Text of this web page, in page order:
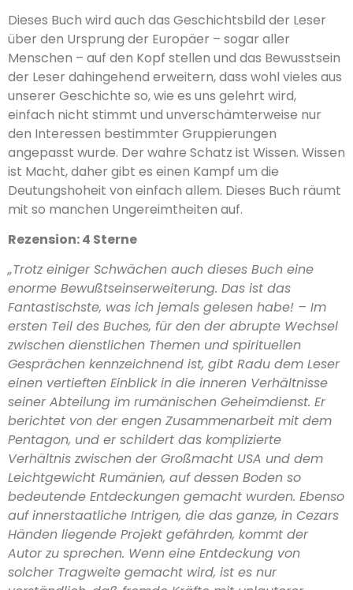
Dieses Buch wird auch das Geschichtsbild der Leser
über den Ursprung der Eu­ropäer – sogar aller
Menschen – auf den Kopf stellen und das Bewusstsein
der Leser dahingehend erweitern, dass wohl vieles aus
unserer Geschichte so, wie es uns gelehrt wird,
einfach nicht stimmt und unverschämterweise nur
den Interessen bestimmter Gruppierungen
angepasst wurde. Der wahre Schatz ist Wissen. Wissen
ist Macht, daher gibt es einen Kampf um die
Deutungshoheit von einfach allem. Dieses Buch räumt
mit so manchen Ungereimtheiten auf.
Rezension: 4 Sterne
„Trotz einiger Schwächen auch dieses Buch eine
enorme Bewußtseinserweiterung. Das ist das
Fantastischste, was ich jemals gelesen habe! – Im
ersten Teil des Buches, für den der abrupte Wechsel
zwischen dienstlichen Themen und spirituellen
Gesprächen kennzeichnend ist, gibt Radu dem Leser
einen vertieften Einblick in die inneren Verhältnisse
seiner Abteilung im rumänischen Geheimdienst. Er
berichtet von der engen Zusammenarbeit mit dem
Pentagon, und er schildert das komplizierte
Verhältnis zwischen der Großmacht USA und dem
Leichtgewicht Rumänien, auf dessen Boden so
bedeutende Entdeckungen gemacht wurden. Ebenso
auf innerstaatliche Intrigen, die das ganze, in Cezars
Händen liegende Projekt gefährden, kommt der
Autor zu sprechen. Wenn eine Entdeckung von
solcher Tragweite gemacht wird, ist es nur